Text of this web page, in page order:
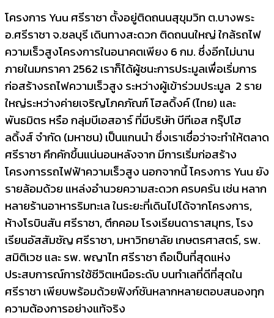
โครงการ Yuu ศรีราชา ตั้งอยู่ติดถนนสุขุมวิท ต.บางพระ
อ.ศรีราชา จ.ชลบุรี เดินทางสะดวก ติดถนนใหญ่ ใกล้รถไฟ
ความเร็วสูงโครงการในอนาคตเพียง 6 กม. ซึ่งอีกไม่นาน
ภายในมกราคา 2562 เราก็ได้ผู้ชนะการประมูลเพื่อเริ่มการ
ก่อสร้างรถไฟความเร็วสูง ระหว่างผู้เข้าร่วมประมูล 2 ราย
ใหญ่ระหว่างค่ายเจริญโภคภัณฑ์ โฮลดิ้งค์ (ไทย) และ
พันธมิตร หรือ กลุ่มบีเอสอาร์ ที่มีบริษัท บีทีเอส กรุ๊ปโฮ
ลดิ้งส์ จำกัด (มหาชน) เป็นแกนนำ ซึ่งเราเชื่อว่าจะทำให้ตลาด
ศรีราชา คึกคักขึ้นแน่นอนหลังจาก มีการเริ่มก่อสร้าง
โครงการรถไฟฟ้าความเร็วสูง นอกจากนี้ โครงการ Yuu ยัง
รายล้อมด้วย แหล่งอำนวยความสะดวก ครบครัน เช่น หลาก
หลายร้านอาหารริมทะเล ในระยะที่เดินไปได้จากโครงการ,
ห้างโรบินสัน ศรีราชา, ตึกคอม โรงเรียนดาราสมุทร, โรง
เรียนอัสสัมชัญ ศรีราชา, มหาวิทยาลัย เกษตรศาสตร์, รพ.
สมิติเวช และ รพ. พญาไท ศรีราชา ถือเป็นที่สุดแห่ง
ประสบการณ์การใช้ชีวิตเหนือระดับ บนทำเลที่ดีที่สุดใน
ศรีราชา เพียบพร้อมด้วยฟังก์ชันหลากหลายตอบสนองทุก
ความต้องการอย่างแท้จริง